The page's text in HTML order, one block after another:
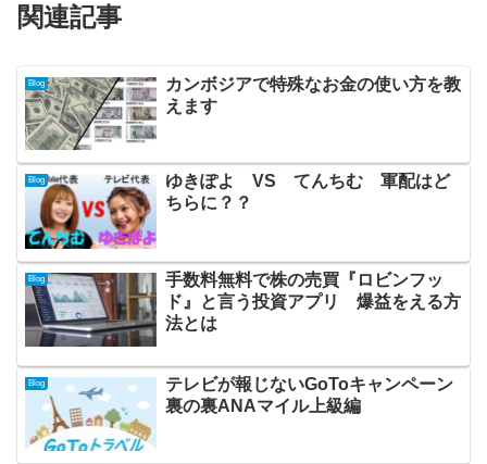
関連記事
Blog
カンボジアで特殊なお金の使い方を教
えます
Blog
ゆきぽよ VS てんちむ 軍配はど
ちらに？？
Blog
手数料無料で株の売買『ロビンフッ
ド』と言う投資アプリ 爆益をえる方
法とは
Blog
テレビが報じないGoToキャンペーン
裏の裏ANAマイル上級編